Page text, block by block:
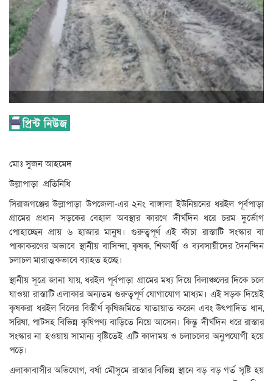
মোঃ সুজন আহমেদ
উল্লাপাড়া প্রতিনিধি
সিরাজগঞ্জের উল্লাপাড়া উপজেলা-এর ২নং বাঙ্গালা ইউনিয়নের ধরইল পূর্বপাড়া
গ্রামের প্রধান সড়কের বেহাল অবস্থার কারণে দীর্ঘদিন ধরে চরম দুর্ভোগ
পোহাচ্ছেন প্রায় ৬ হাজার মানুষ। গুরুত্বপূর্ণ এই কাঁচা রাস্তাটি সংস্কার বা
পাকাকরণের অভাবে স্থানীয় বাসিন্দা, কৃষক, শিক্ষার্থী ও ব্যবসায়ীদের দৈনন্দিন
চলাচল মারাত্মকভাবে ব্যাহত হচ্ছে।
স্থানীয় সূত্রে জানা যায়, ধরইল পূর্বপাড়া গ্রামের মধ্য দিয়ে বিলাঞ্চলের দিকে চলে
যাওয়া রাস্তাটি এলাকার অন্যতম গুরুত্বপূর্ণ যোগাযোগ মাধ্যম। এই সড়ক দিয়েই
কৃষকরা ধরইল বিলের বিস্তীর্ণ কৃষিজমিতে যাতায়াত করেন এবং উৎপাদিত ধান,
সরিষা, পাটসহ বিভিন্ন কৃষিপণ্য বাড়িতে নিয়ে আসেন। কিন্তু দীর্ঘদিন ধরে রাস্তার
সংস্কার না হওয়ায় সামান্য বৃষ্টিতেই এটি কাদাময় ও চলাচলের অনুপযোগী হয়ে
পড়ে।
এলাকাবাসীর অভিযোগ, বর্ষা মৌসুমে রাস্তার বিভিন্ন স্থানে বড় বড় গর্ত সৃষ্টি হয়